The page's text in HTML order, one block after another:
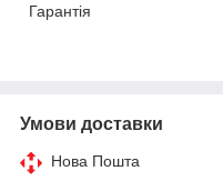
Гарантія
Умови доставки
Нова Пошта